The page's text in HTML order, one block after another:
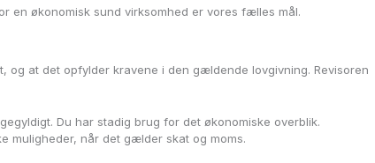
en økonomisk sund virksomhed er vores fælles mål.
at det opfylder kravene i den gældende lovgivning. Revisoren
Du har stadig brug for det økonomiske overblik.
muligheder, når det gælder skat og moms.